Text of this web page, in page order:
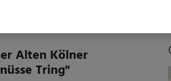
Alten Kölner
Tring"